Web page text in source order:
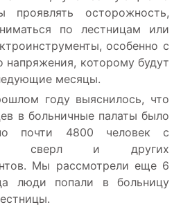
проявлять осторожность,
по лестницам или
особенно с
напряжения, которому будут
месяцы.
году выяснилось, что
в больничные палаты было
почти 4800 человек с
сверл и других
Мы рассмотрели еще 6
люди попали в больницу